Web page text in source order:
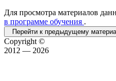
Для просмотра материалов
в программе обучения .
Перейти к предыдущему
Copyright ©
2012 — 2026